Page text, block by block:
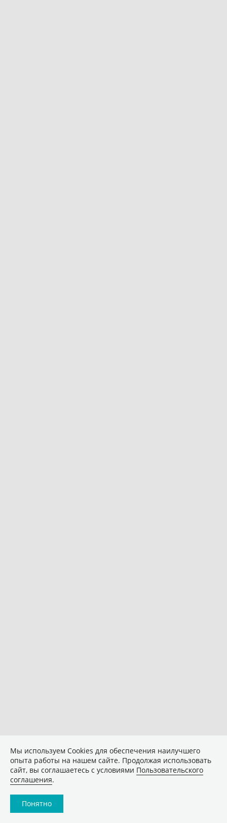
Мы используем Сookies для обеспечения наилучшего
опыта работы на нашем сайте. Продолжая использовать
сайт, вы соглашаетесь с условиями Пользовательского
соглашения.
Понятно